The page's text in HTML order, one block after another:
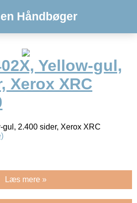
Håndbøger
Yellow-gul,
Xerox XRC
2.400 sider, Xerox XRC
Læs mere »